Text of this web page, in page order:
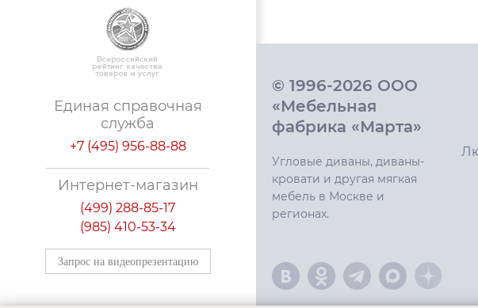
Единая справочная
служба
+7 (495) 956-88-88
Интернет-магазин
(499) 288-85-17
(985) 410-53-34
Запрос на видеопрезентацию
© 1996-2026 ООО
«Мебельная
фабрика «Марта»
Угловые диваны, диваны-
кровати и другая мягкая
мебель в Москве и
регионах.